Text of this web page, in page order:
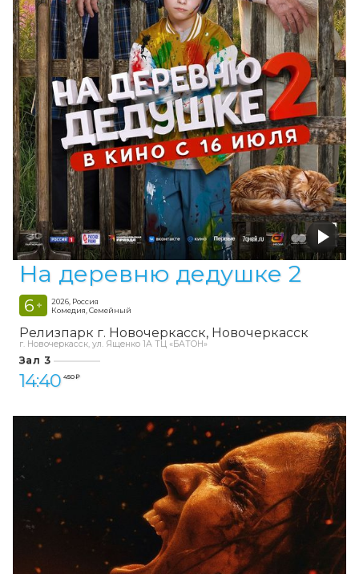
На деревню дедушке 2
6 +
2026, Россия
Комедия, Семейный
Релизпарк г. Новочеркасск Новочеркасск
г. Новочеркасск, ул. Ященко 1А ТЦ «БАТОН»
Зал 3
14:40 450 ₽